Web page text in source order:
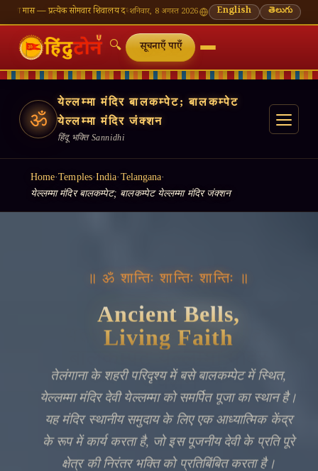
शिवालय दर्शन का महत्व🌸 गणेश चतुर्थी — भाद्रपद शुक्ल चतुर्थी ⛩ काशी विश्वनाथ — आज के
शनिवार, 8 अगस्त 2026 English తెలుగు
🔍 सूचनाएँ पाएँ
ॐ
येल्लम्मा मंदिर बालकम्पेट; बालकम्पेट
येल्लम्मा मंदिर जंक्शन
हिंदू भक्ति Sannidhi
Home·Temples·India· Telangana·
येल्लम्मा मंदिर बालकम्पेट; बालकम्पेट येल्लम्मा मंदिर जंक्शन
॥ ॐ शान्तिः शान्तिः शान्तिः ॥
Ancient Bells,
Living Faith
तेलंगाना के शहरी परिदृश्य में बसे बालकम्पेट में स्थित,
येल्लम्मा मंदिर देवी येल्लम्मा को समर्पित पूजा का स्थान है।
यह मंदिर स्थानीय समुदाय के लिए एक आध्यात्मिक केंद्र
के रूप में कार्य करता है, जो इस पूजनीय देवी के प्रति पूरे
क्षेत्र की निरंतर भक्ति को प्रतिबिंबित करता है।